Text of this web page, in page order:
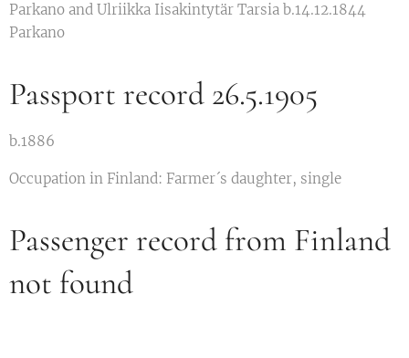
Parkano and Ulriikka Iisakintytär Tarsia b.14.12.1844
Parkano
Passport record 26.5.1905
b.1886
Occupation in Finland: Farmer´s daughter, single
Passenger record from Finland
not found